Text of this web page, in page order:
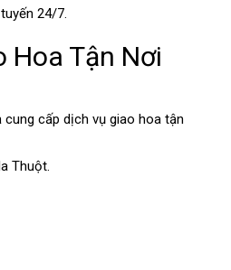
24/7.
Hoa Tận Nơi
cung cấp dịch vụ giao hoa tận
Thuột.